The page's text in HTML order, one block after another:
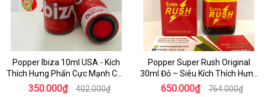
Popper Ibiza 10ml USA - Kích
Thích Hưng Phấn Cực Mạnh Cho
Top & Bot, Mua Ngay Giá Rẻ
350.000₫ 402.000₫
Popper Super Rush Original
30ml Đỏ – Siêu Kích Thích Hưng
Phấn , Cực Phê Cho Top & Bot
650.000₫ 764.000₫